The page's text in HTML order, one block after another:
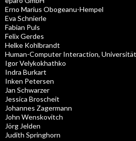
Erno Marius Obogeanu-Hempel
Eva Schnierle
Fabian Puls
Felix Gerdes
Helke Kohlbrandt
Human-Computer Interaction,
Igor Velykokhathko
Indra Burkart
Inken Petersen
Jan Schwarzer
Jessica Broscheit
Johannes Zagermann
John Wenskovitch
Jörg Jelden
Judith Springhorn